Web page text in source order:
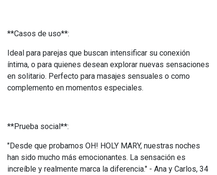
**Casos de uso**:
Ideal para parejas que buscan intensificar su conexión
íntima, o para quienes desean explorar nuevas sensaciones
en solitario. Perfecto para masajes sensuales o como
complemento en momentos especiales.
**Prueba social**:
"Desde que probamos OH! HOLY MARY, nuestras noches
han sido mucho más emocionantes. La sensación es
increíble y realmente marca la diferencia." - Ana y Carlos, 34